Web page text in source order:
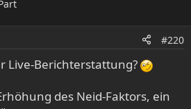
#220
Live-Berichterstattung?
des Neid-Faktors, ein